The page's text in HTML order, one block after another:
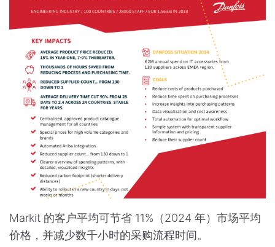
Markit 的客户平均可节省 11%（2024 年）市场平均
价格，并减少数千小时的采购流程时间。